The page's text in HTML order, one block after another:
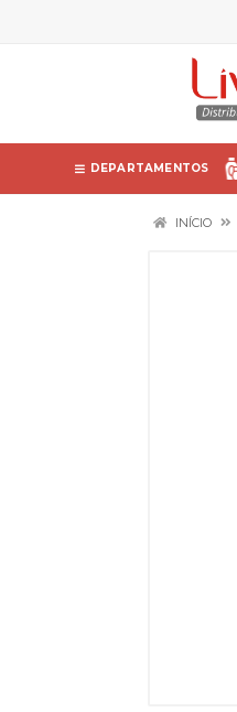
DEPARTAMENTOS
INÍCIO